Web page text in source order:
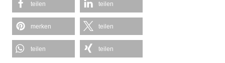
teilen teilen
merken teilen
teilen teilen